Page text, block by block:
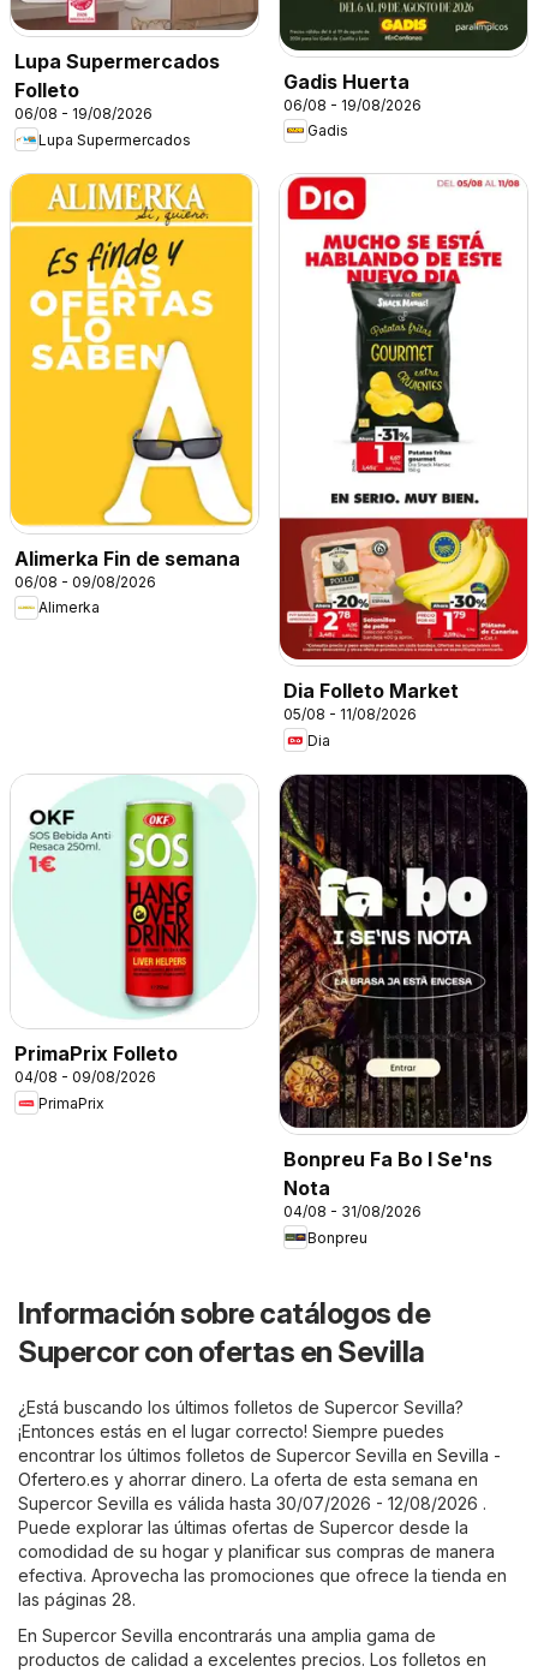
Lupa Supermercados
Folleto
06/08 - 19/08/2026
Lupa Supermercados
Gadis Huerta
06/08 - 19/08/2026
Gadis
Alimerka Fin de semana
06/08 - 09/08/2026
Alimerka
Dia Folleto Market
05/08 - 11/08/2026
Dia
PrimaPrix Folleto
04/08 - 09/08/2026
PrimaPrix
Bonpreu Fa Bo I Se'ns
Nota
04/08 - 31/08/2026
Bonpreu
Información sobre catálogos de
Supercor con ofertas en Sevilla
¿Está buscando los últimos folletos de Supercor Sevilla?
¡Entonces estás en el lugar correcto! Siempre puedes
encontrar los últimos folletos de Supercor Sevilla en Sevilla -
Ofertero.es y ahorrar dinero. La oferta de esta semana en
Supercor Sevilla es válida hasta 30/07/2026 - 12/08/2026 .
Puede explorar las últimas ofertas de Supercor desde la
comodidad de su hogar y planificar sus compras de manera
efectiva. Aprovecha las promociones que ofrece la tienda en
las páginas 28.
En Supercor Sevilla encontrarás una amplia gama de
productos de calidad a excelentes precios. Los folletos en